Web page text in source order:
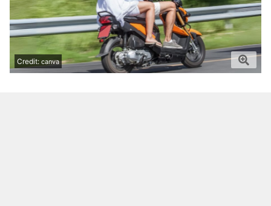
Credit: canva